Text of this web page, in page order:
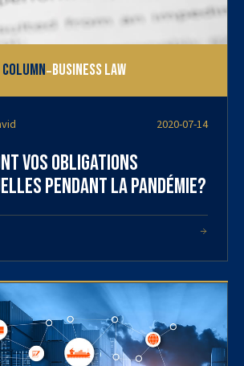
Column-Business Law
2020-07-14
vos obligations
pendant la pandémie?